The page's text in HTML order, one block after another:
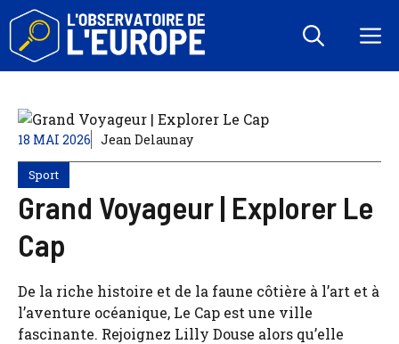
Aller
contenu
18 MAI 2026 Jean Delaunay
Sport
Grand Voyageur | Explorer Le
Cap
De la riche histoire et de la faune côtière à l’art et à
l’aventure océanique, Le Cap est une ville
fascinante. Rejoignez Lilly Douse alors qu’elle